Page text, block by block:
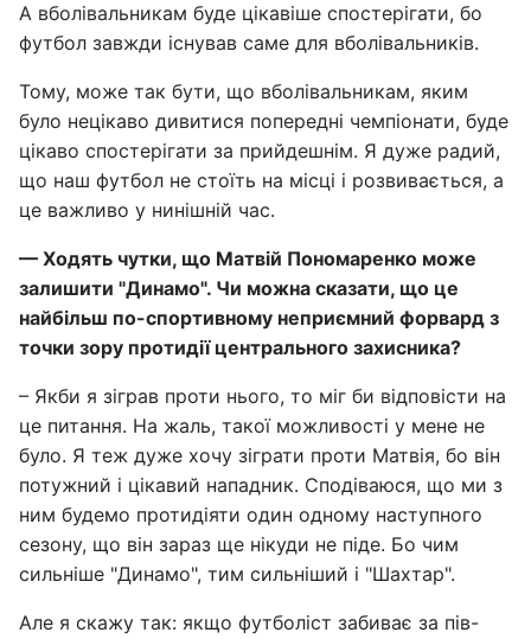
А вболівальникам буде цікавіше спостерігати, бо
футбол завжди існував саме для вболівальників.
Тому, може так бути, що вболівальникам, яким
було нецікаво дивитися попередні чемпіонати, буде
цікаво спостерігати за прийдешнім. Я дуже радий,
що наш футбол не стоїть на місці і розвивається, а
це важливо у нинішній час.
— Ходять чутки, що Матвій Пономаренко може
залишити "Динамо". Чи можна сказати, що це
найбільш по-спортивному неприємний форвард з
точки зору протидії центрального захисника?
– Якби я зіграв проти нього, то міг би відповісти на
це питання. На жаль, такої можливості у мене не
було. Я теж дуже хочу зіграти проти Матвія, бо він
потужний і цікавий нападник. Сподіваюся, що ми з
ним будемо протидіяти один одному наступного
сезону, що він зараз ще нікуди не піде. Бо чим
сильніше "Динамо", тим сильніший і "Шахтар".
Але я скажу так: якщо футболіст забиває за пів-